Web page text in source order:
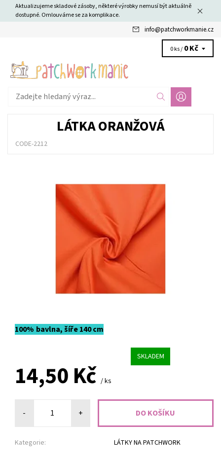
Aktualizujeme skladové zásoby, některé výrobky nemusí být aktuálně
dostupné. Omlouváme se za komplikace.
info@patchworkmanie.cz
0 ks / 0 Kč
LÁTKA ORANŽOVÁ
CODE-2212
100% bavlna, šíře 140 cm
SKLADEM
14,50 Kč / ks
- +
Kategorie: LÁTKY NA PATCHWORK